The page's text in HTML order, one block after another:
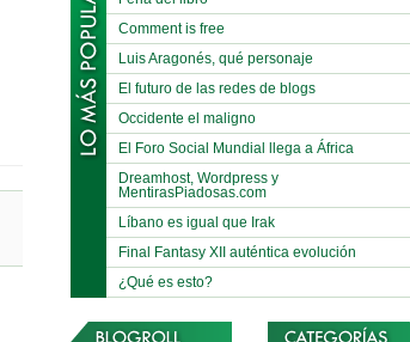
Comment is free
Luis Aragonés, qué personaje
El futuro de las redes de blogs
Occidente el maligno
El Foro Social Mundial llega a África
Dreamhost, Wordpress y
MentirasPiadosas.com
Líbano es igual que Irak
Final Fantasy XII auténtica evolución
¿Qué es esto?